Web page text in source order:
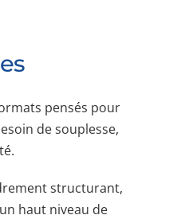
pensés pour
de souplesse,
structurant,
haut niveau de